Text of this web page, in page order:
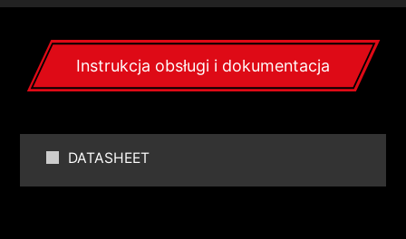
Instrukcja obsługi i dokumentacja
DATASHEET